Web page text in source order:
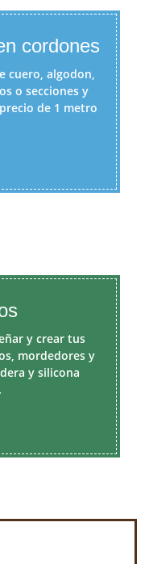
cordones
cuero, algodon,
o secciones y
de 1 metro
y crear tus
mordedores y
y silicona